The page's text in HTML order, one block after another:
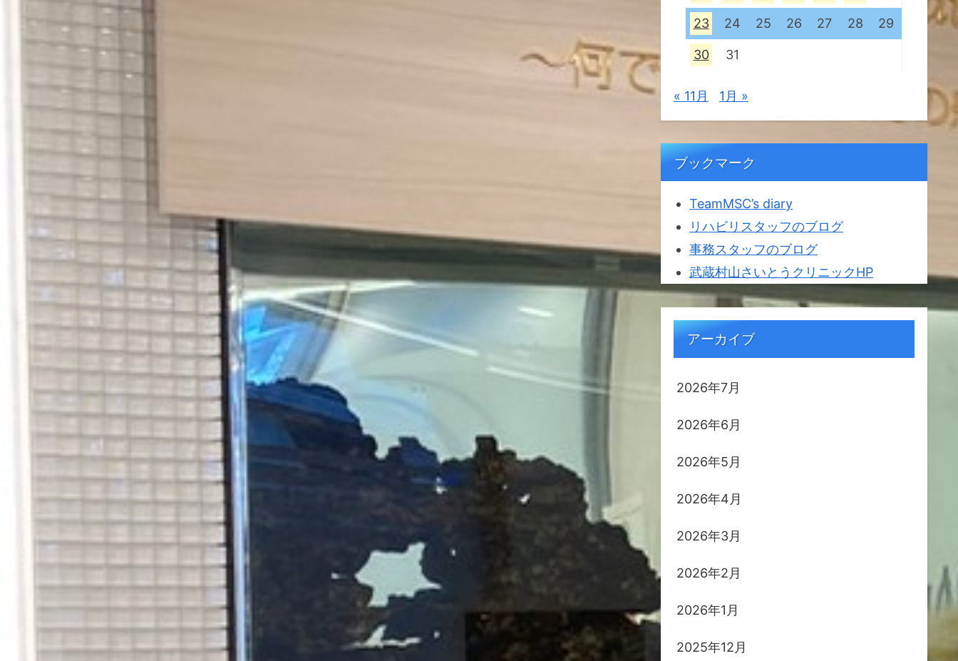
23 24 25 26 27 28 29
30 31
« 11月 1月 »
ブックマーク
TeamMSC’s diary
リハビリスタッフのブログ
事務スタッフのブログ
武蔵村山さいとうクリニックHP
アーカイブ
2026年7月
2026年6月
2026年5月
2026年4月
2026年3月
2026年2月
2026年1月
2025年12月